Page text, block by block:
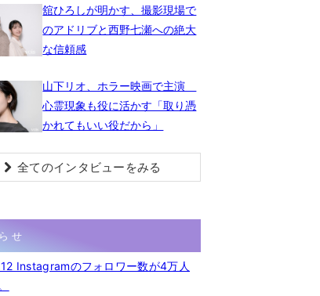
舘ひろしが明かす、撮影現場で
のアドリブと西野七瀬への絶大
な信頼感
山下リオ、ホラー映画で主演
心霊現象も役に活かす「取り憑
かれてもいい役だから」
全てのインタビューをみる
せ
Instagramのフォロワー数が4万人